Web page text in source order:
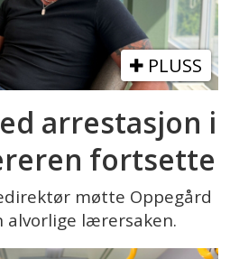
PLUSS
arrestasjon i
fortsette
møtte Oppegård
alvorlige lærersaken.